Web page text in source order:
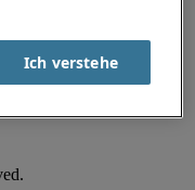
Ich verstehe